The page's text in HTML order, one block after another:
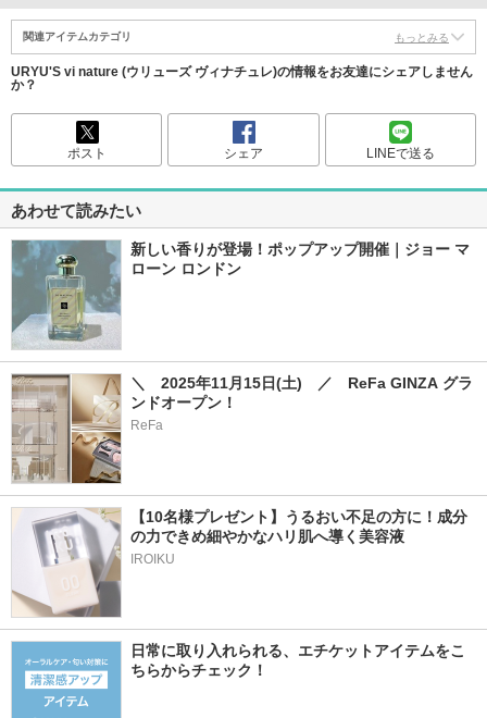
関連アイテムカテゴリ もっとみる
URYU'S vi nature (ウリューズ ヴィナチュレ)の情報をお友達にシェアしません
か？
ポスト シェア LINEで送る
あわせて読みたい
新しい香りが登場！ポップアップ開催｜ジョー マ
ローン ロンドン
＼　2025年11月15日(土)　／　ReFa GINZA グラ
ンドオープン！
ReFa
【10名様プレゼント】うるおい不足の方に！成分
の力できめ細やかなハリ肌へ導く美容液
IROIKU
日常に取り入れられる、エチケットアイテムをこ
ちらからチェック！